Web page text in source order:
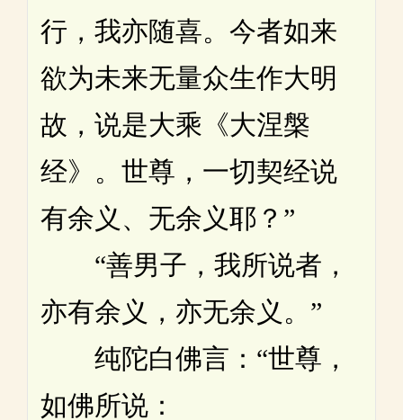
行，我亦随喜。今者如来
欲为未来无量众生作大明
故，说是大乘《大涅槃
经》。世尊，一切契经说
有余义、无余义耶？”
“善男子，我所说者，
亦有余义，亦无余义。”
纯陀白佛言：“世尊，
如佛所说：